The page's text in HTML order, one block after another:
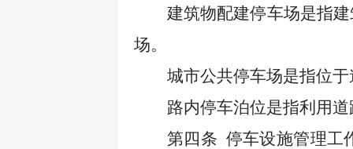
建筑物配建停车场是指
场。
城市公共停车场是指位
路内停车泊位是指利用
第四条 停车设施管理工